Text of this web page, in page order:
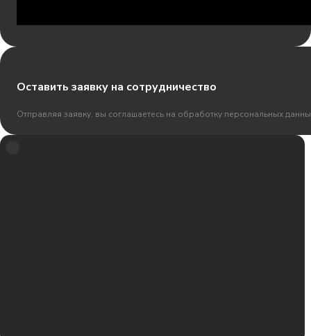
Оставить заявку на сотрудничество
Отправляя заявку, вы соглашаетесь на обработку персональных